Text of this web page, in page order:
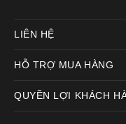
LIÊN HỆ
HỖ TRỢ MUA HÀNG
QUYỀN LỢI KHÁCH